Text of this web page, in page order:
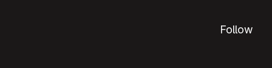
Follow